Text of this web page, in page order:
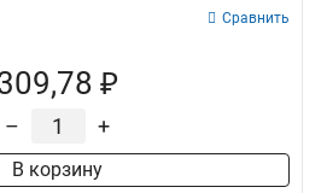
Сравнить
₽
– +
В корзину